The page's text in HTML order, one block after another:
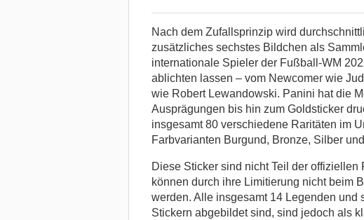
Nach dem Zufallsprinzip wird
zusätzliches sechstes Bildchen als
internationale Spieler der Fußball-WM
ablichten lassen – vom Newcomer wie
wie Robert Lewandowski. Panini hat die
Ausprägungen bis hin zum Goldsticker
insgesamt 80 verschiedene Raritäten im
Farbvarianten Burgund, Bronze, Silber
Diese Sticker sind nicht Teil der
können durch ihre Limitierung nicht beim
werden. Alle insgesamt 14 Legenden und
Stickern abgebildet sind, sind jedoch als